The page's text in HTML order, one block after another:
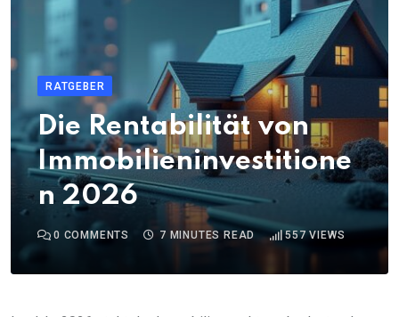
RATGEBER
Die Rentabilität von
Immobilieninvestitione
n 2026
0 COMMENTS 7 MINUTES READ 557VIEWS